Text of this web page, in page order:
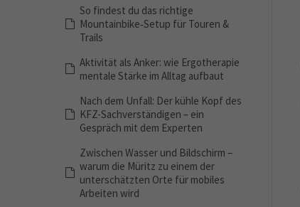
So findest du das richtige
Mountainbike‑Setup für Touren &
Trails
Aktivität als Anker: wie Ergotherapie
mentale Stärke im Alltag aufbaut
Nach dem Unfall: Der kühle Kopf des
KFZ-Sachverständigen – ein
Gespräch mit dem Experten
Zwischen Wasser und Bildschirm –
warum die Müritz zu einem der
unterschätzten Orte für mobiles
Arbeiten wird